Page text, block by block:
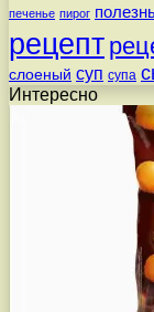
печенье пирог
рецепт
слоеный суп супа
Интересно